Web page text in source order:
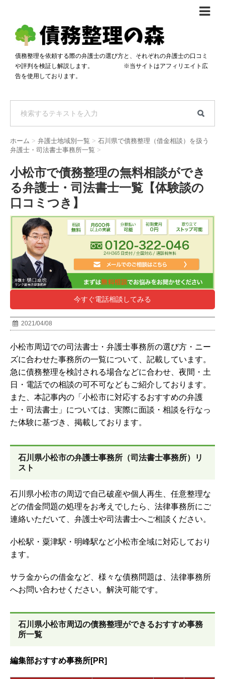
債務整理体験談
おすすめ
料金比較
自己破産・個人再生料金比較
過払い金料金比較
専門家の選び方
料金で選ぶ
分割・後払い可で選ぶ
着手金無料で選ぶ
女性専門で選ぶ
24時間年中無休で選ぶ
法律事務所の方へ
匿名借金相談
債務整理を依頼する際の弁護士の選び方と、それぞれの弁護士の口コミ
や評判を検証し解説します。 ※当サイトはアフィリエイト広
告を使用しております。
ホーム > 弁護士地域別一覧 > 石川県で債務整理（借金相談）を扱う
弁護士・司法書士事務所一覧 >
小松市で債務整理の無料相談ができ
る弁護士・司法書士一覧【体験談の
口コミつき】
今すぐ電話相談してみる
2021/04/08
小松市周辺での司法書士・弁護士事務所の選び方・ニー
ズに合わせた事務所の一覧について、記載しています。
急に債務整理を検討される場合などに合わせ、夜間・土
日・電話での相談の可不可などもご紹介しております。
また、本記事内の「 小松市に対応するおすすめの弁護
士・司法書士」については、実際に面談・相談を行なっ
た体験に基づき、掲載しております。
石川県小松市の弁護士事務所（司法書士事務所）リ
スト
石川県小松市の周辺で自己破産や個人再生、任意整理な
どの借金問題の処理をお考えでしたら、法律事務所にご
連絡いただいて、弁護士や司法書士へご相談ください。
小松駅・粟津駅・明峰駅など小松市全域に対応しており
ます。
サラ金からの借金など、様々な債務問題は、法律事務所
へお問い合わせください。解決可能です。
石川県小松市周辺の債務整理ができるおすすめ事務
所一覧
編集部おすすめ事務所[PR]